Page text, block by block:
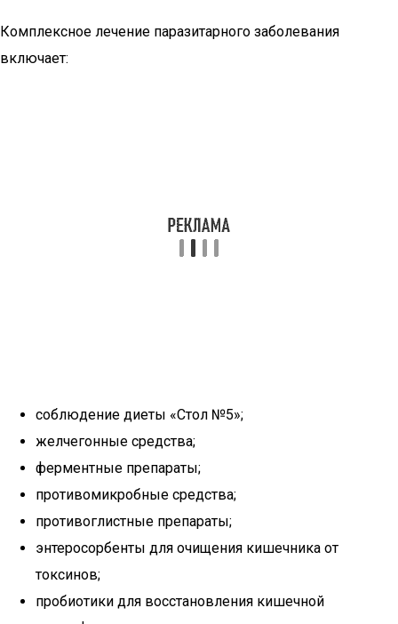
Комплексное лечение паразитарного заболевания
включает:
соблюдение диеты «Стол №5»;
желчегонные средства;
ферментные препараты;
противомикробные средства;
противоглистные препараты;
энтеросорбенты для очищения кишечника от
токсинов;
пробиотики для восстановления кишечной